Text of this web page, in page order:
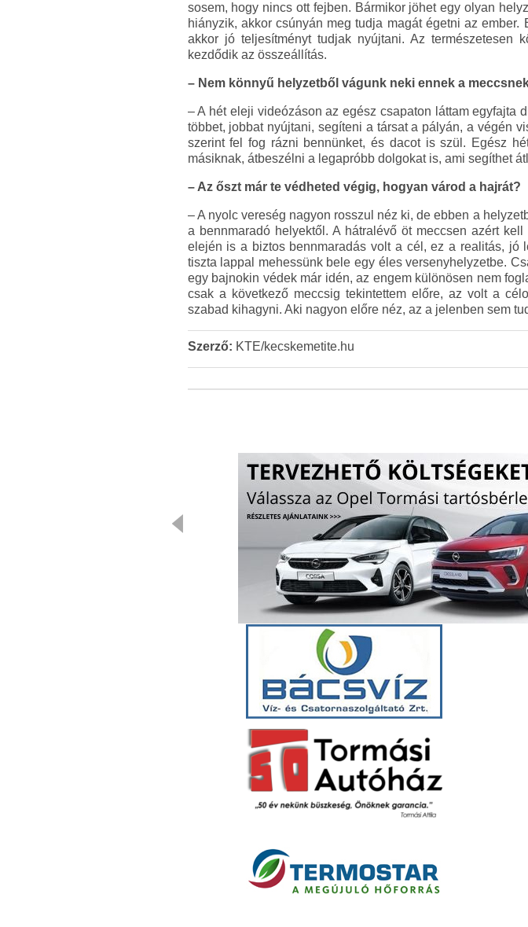
sosem, hogy nincs ott fejben. Bármikor jöhet egy olyan
hiányzik, akkor csúnyán meg tudja magát égetni az
akkor jó teljesítményt tudjak nyújtani. Az természetesen
kezdődik az összeállítás.
– Nem könnyű helyzetből vágunk neki ennek a
– A hét eleji videózáson az egész csapaton láttam egyfajta
többet, jobbat nyújtani, segíteni a társat a pályán, a végén
szerint fel fog rázni bennünket, és dacot is szül. Egész
másiknak, átbeszélni a legapróbb dolgokat is, ami segíthet
– Az őszt már te védheted végig, hogyan várod a hajrát?
– A nyolc vereség nagyon rosszul néz ki, de ebben a
a bennmaradó helyektől. A hátralévő öt meccsen azért
elején is a biztos bennmaradás volt a cél, ez a realitás, jó
tiszta lappal mehessünk bele egy éles versenyhelyzetbe.
egy bajnokin védek már idén, az engem különösen nem
csak a következő meccsig tekintettem előre, az volt a
szabad kihagyni. Aki nagyon előre néz, az a jelenben sem
Szerző: KTE/kecskemetite.hu